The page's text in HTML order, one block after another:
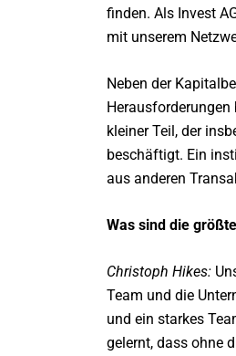
finden. Als Invest
mit unserem
Neben der
kleiner Teil, der
beschäftigt. Ein
aus anderen
Was sind die
Christoph Hikes:
Team und die
und ein starkes
gelernt, dass ohne